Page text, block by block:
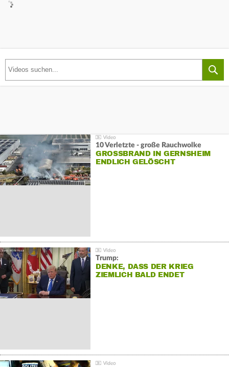
10 Verletzte - große Rauchwolke
GROSSBRAND IN GERNSHEIM E
NDLICH GELÖSCHT
Trump:
DENKE, DASS DER KRIEG
ZIEMLICH BALD ENDET